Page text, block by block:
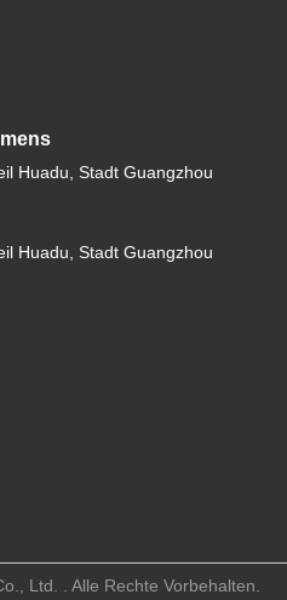
Huadu, Stadt Guangzhou
Huadu, Stadt Guangzhou
Ltd. . Alle Rechte Vorbehalten.